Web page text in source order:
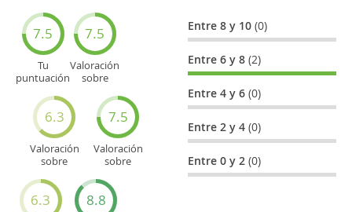
7.5
Tu
puntuación
7.5
Valoración
sobre
6.3
Valoración
sobre
7.5
Valoración
sobre
turísticos
6.3 8.8
Entre 8 y 10(0)
Entre 6 y 8(2)
Entre 4 y 6(0)
Entre 2 y 4(0)
Entre 0 y 2(0)